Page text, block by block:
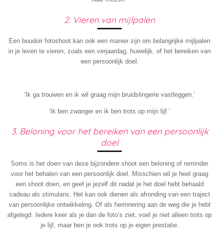
2. Vieren van mijlpalen
Een boudoir fotoshoot kan ook een manier zijn om belangrijke mijlpalen
in je leven te vieren, zoals een verjaardag, huwelijk, of het bereiken van
een persoonlijk doel.
‘Ik ga trouwen en ik wil graag mijn bruidslingerie vastleggen.’
‘Ik ben zwanger en ik ben trots op mijn lijf.’
3. Beloning voor het bereiken van een persoonlijk
doel
Soms is het doen van deze bijzondere shoot een beloning of reminder
voor het behalen van een persoonlijk doel. Misschien wil je heel graag
een shoot doen, en geef je jezelf dit nadat je het doel hebt behaald
cadeau als stimulans. Het kan ook dienen als afronding van een traject
van persoonlijke ontwikkeling. Of als herinnering aan de weg die je hebt
afgelegd. Iedere keer als je dan de foto’s ziet, voel je niet alleen trots op
je lijf, maar ben je ook trots op je eigen prestatie.